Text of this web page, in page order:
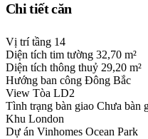
Chi tiết căn
Vị trí tầng 14
Diện tích tim tường 32,70 m²
Diện tích thông thuỷ 29,20 m²
Hướng ban công Đông Bắc
View Tòa LD2
Tình trạng bàn giao Chưa bàn
Khu London
Dự án Vinhomes Ocean Park